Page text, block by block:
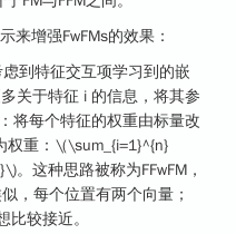
来增强FwFMs的效果：
到特征交互项学习到的嵌
关于特征 i 的信息，将其参
将每个特征的权重由标量改
重： \(\sum_{i=1}^{n}
。这种思路被称为FFwFM，
，每个位置有两个向量；
比较接近。